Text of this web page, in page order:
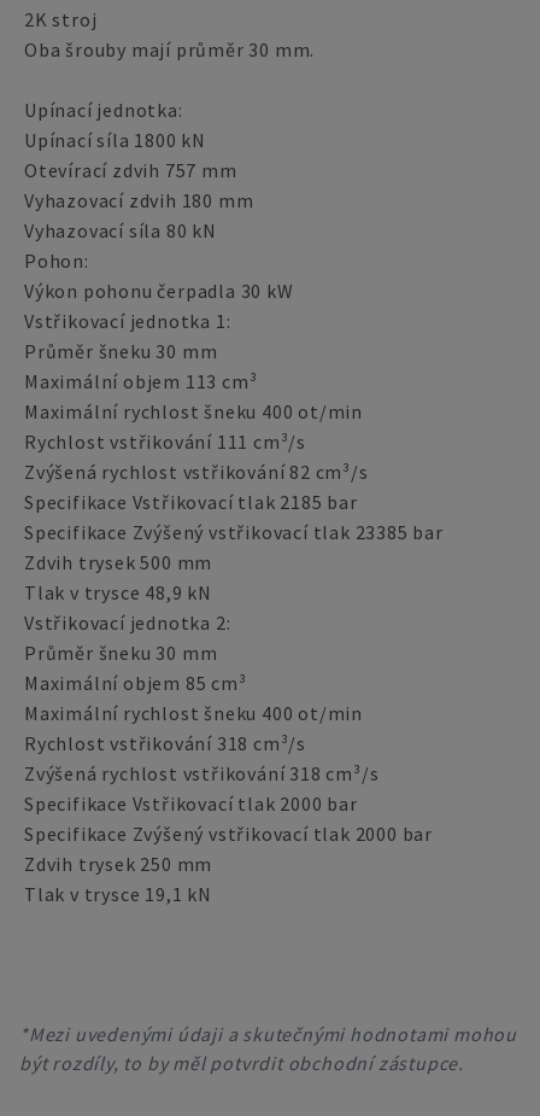
2K stroj
Oba šrouby mají průměr 30 mm.
Upínací jednotka:
Upínací síla 1800 kN
Otevírací zdvih 757 mm
Vyhazovací zdvih 180 mm
Vyhazovací síla 80 kN
Pohon:
Výkon pohonu čerpadla 30 kW
Vstřikovací jednotka 1:
Průměr šneku 30 mm
Maximální objem 113 cm³
Maximální rychlost šneku 400 ot/min
Rychlost vstřikování 111 cm³/s
Zvýšená rychlost vstřikování 82 cm³/s
Specifikace Vstřikovací tlak 2185 bar
Specifikace Zvýšený vstřikovací tlak 23385 bar
Zdvih trysek 500 mm
Tlak v trysce 48,9 kN
Vstřikovací jednotka 2:
Průměr šneku 30 mm
Maximální objem 85 cm³
Maximální rychlost šneku 400 ot/min
Rychlost vstřikování 318 cm³/s
Zvýšená rychlost vstřikování 318 cm³/s
Specifikace Vstřikovací tlak 2000 bar
Specifikace Zvýšený vstřikovací tlak 2000 bar
Zdvih trysek 250 mm
Tlak v trysce 19,1 kN
*Mezi uvedenými údaji a skutečnými hodnotami mohou
být rozdíly, to by měl potvrdit obchodní zástupce.